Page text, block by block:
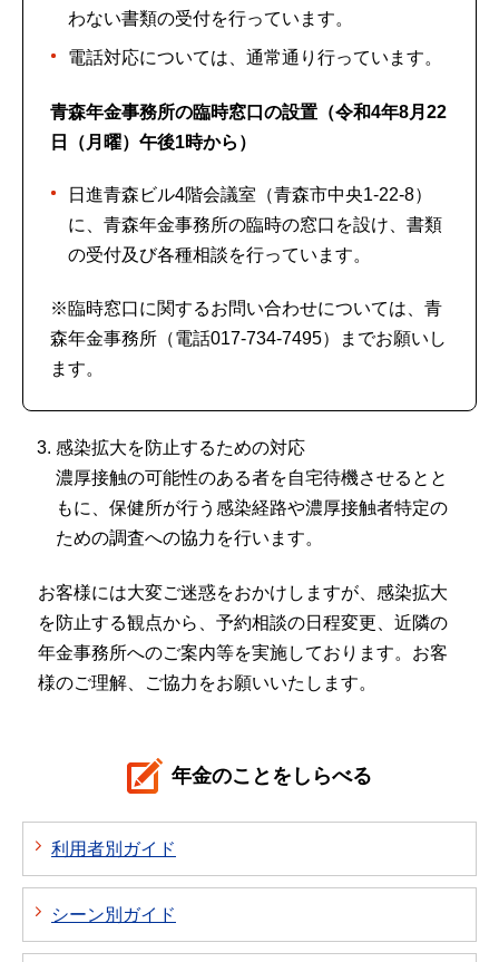
わない書類の受付を行っています。
電話対応については、通常通り行っています。
青森年金事務所の臨時窓口の設置（令和4年8月22
日（月曜）午後1時から）
日進青森ビル4階会議室（青森市中央1-22-8）
に、青森年金事務所の臨時の窓口を設け、書類
の受付及び各種相談を行っています。
※臨時窓口に関するお問い合わせについては、青
森年金事務所（電話017-734-7495）までお願いし
ます。
感染拡大を防止するための対応
濃厚接触の可能性のある者を自宅待機させるとと
もに、保健所が行う感染経路や濃厚接触者特定の
ための調査への協力を行います。
お客様には大変ご迷惑をおかけしますが、感染拡大
を防止する観点から、予約相談の日程変更、近隣の
年金事務所へのご案内等を実施しております。お客
様のご理解、ご協力をお願いいたします。
年金のことをしらべる
利用者別ガイド
シーン別ガイド